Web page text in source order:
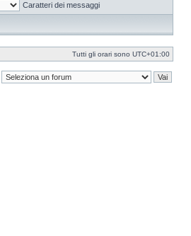
Caratteri dei messaggi
Tutti gli orari sono UTC+01:00